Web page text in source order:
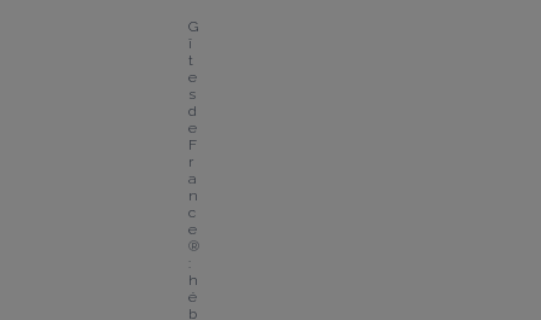
G
î
t
e
s
d
e
F
r
a
n
c
e
®
:
h
é
b